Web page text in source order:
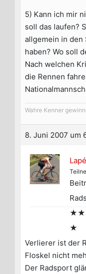
5) Kann ich mir
soll das laufen?
allgemein in den
haben? Wo soll
Nach welchen
die Rennen
Wahre Kenner
8. Juni 2007 um
★
Verlierer ist der
Floskel nicht
Der Radsport